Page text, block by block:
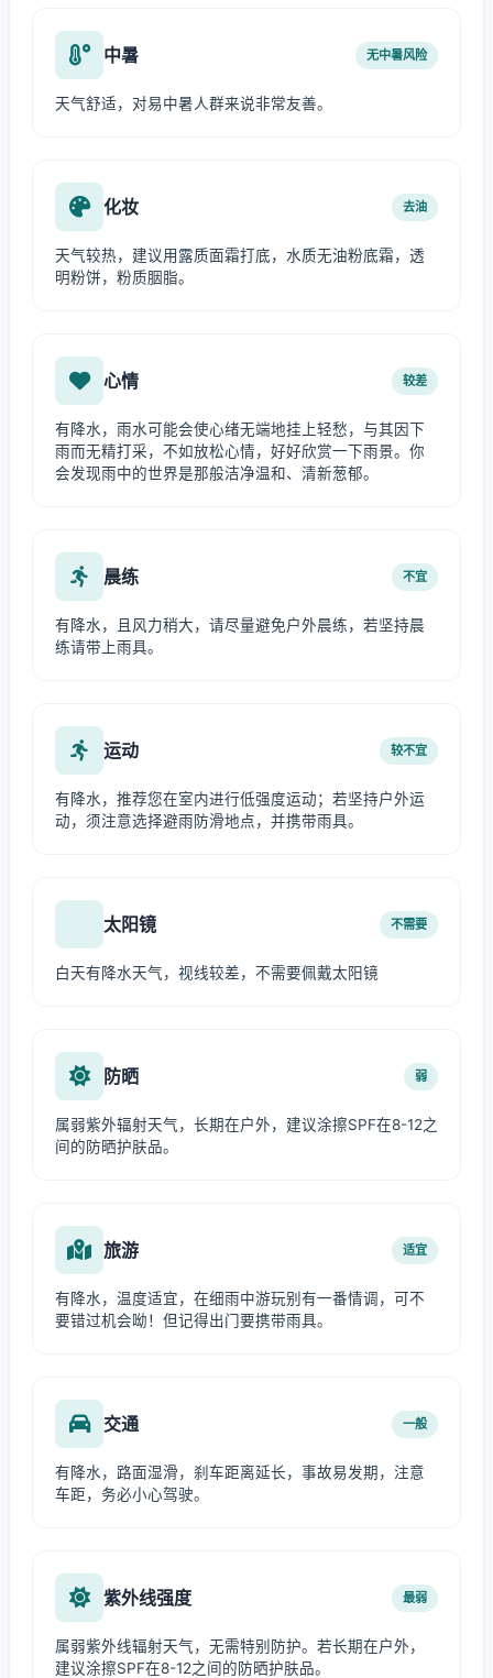
中暑 无中暑风险
天气舒适，对易中暑人群来说非常友善。
化妆 去油
天气较热，建议用露质面霜打底，水质无油粉底霜，透
明粉饼，粉质胭脂。
心情 较差
有降水，雨水可能会使心绪无端地挂上轻愁，与其因下
雨而无精打采，不如放松心情，好好欣赏一下雨景。你
会发现雨中的世界是那般洁净温和、清新葱郁。
晨练 不宜
有降水，且风力稍大，请尽量避免户外晨练，若坚持晨
练请带上雨具。
运动 较不宜
有降水，推荐您在室内进行低强度运动；若坚持户外运
动，须注意选择避雨防滑地点，并携带雨具。
太阳镜 不需要
白天有降水天气，视线较差，不需要佩戴太阳镜
防晒 弱
属弱紫外辐射天气，长期在户外，建议涂擦SPF在8-12之
间的防晒护肤品。
旅游 适宜
有降水，温度适宜，在细雨中游玩别有一番情调，可不
要错过机会呦！但记得出门要携带雨具。
交通 一般
有降水，路面湿滑，刹车距离延长，事故易发期，注意
车距，务必小心驾驶。
紫外线强度 最弱
属弱紫外线辐射天气，无需特别防护。若长期在户外，
建议涂擦SPF在8-12之间的防晒护肤品。